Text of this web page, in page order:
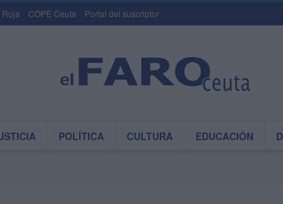
Roja COPE Ceuta Portal del suscriptor
POLÍTICA CULTURA EDUCACIÓN